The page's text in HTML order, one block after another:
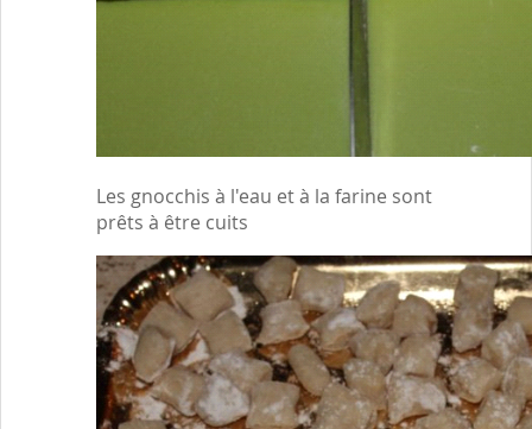
Les gnocchis à l'eau et à la farine sont
prêts à être cuits